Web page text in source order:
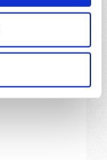
Savona